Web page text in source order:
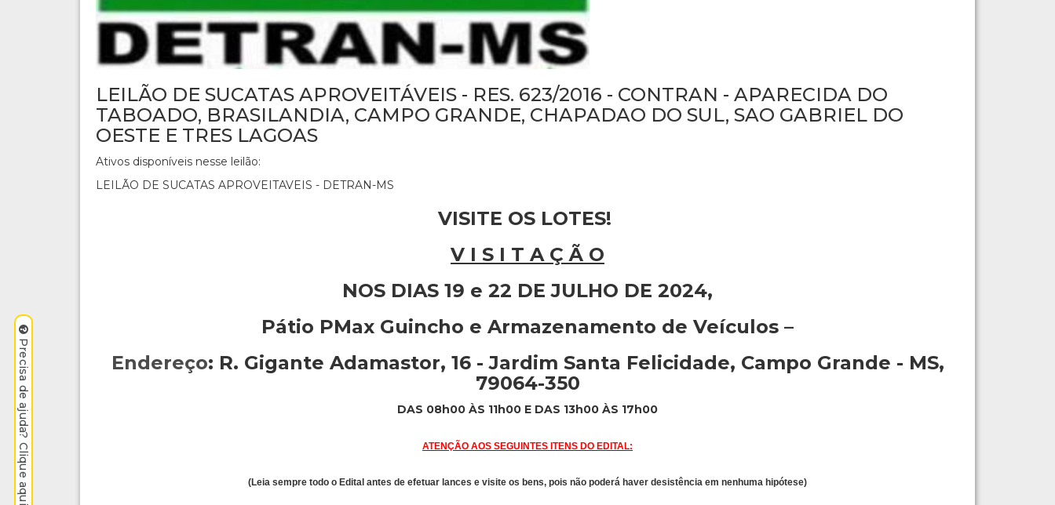
LEILÃO DE SUCATAS APROVEITÁVEIS - RES. 623/2016 - CONTRAN - APARECIDA DO
TABOADO, BRASILANDIA, CAMPO GRANDE, CHAPADAO DO SUL, SAO GABRIEL DO
OESTE E TRES LAGOAS
Ativos disponíveis nesse leilão:
LEILÃO DE SUCATAS APROVEITAVEIS - DETRAN-MS
VISITE OS LOTES!
V I S I T A Ç Ã O
NOS DIAS 19 e 22 DE JULHO DE 2024,
Pátio PMax Guincho e Armazenamento de Veículos –
Endereço: R. Gigante Adamastor, 16 - Jardim Santa Felicidade, Campo Grande - MS,
79064-350
DAS 08h00 ÀS 11h00 E DAS 13h00 ÀS 17h00
ATENÇÃO AOS SEGUINTES ITENS DO EDITAL:
(Leia sempre todo o Edital antes de efetuar lances e visite os bens, pois não poderá haver desistência em nenhuma hipótese)
Precisa de ajuda? Clique aqui.